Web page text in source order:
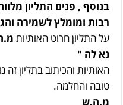
בנוסף , פנים התליון
רבות ומומלץ לשמירה
על התליון חרוט האותיות
נא לה "
האותיות והכיתוב בתליון
טובה והחלמה.